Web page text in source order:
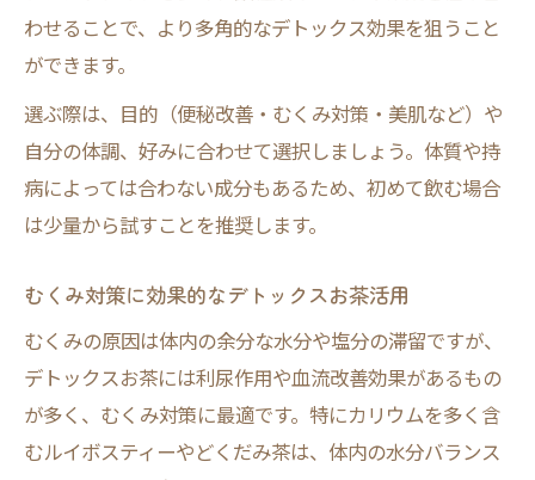
わせることで、より多角的なデトックス効果を狙うこと
ができます。
選ぶ際は、目的（便秘改善・むくみ対策・美肌など）や
自分の体調、好みに合わせて選択しましょう。体質や持
病によっては合わない成分もあるため、初めて飲む場合
は少量から試すことを推奨します。
むくみ対策に効果的なデトックスお茶活用
むくみの原因は体内の余分な水分や塩分の滞留ですが、
デトックスお茶には利尿作用や血流改善効果があるもの
が多く、むくみ対策に最適です。特にカリウムを多く含
むルイボスティーやどくだみ茶は、体内の水分バランス